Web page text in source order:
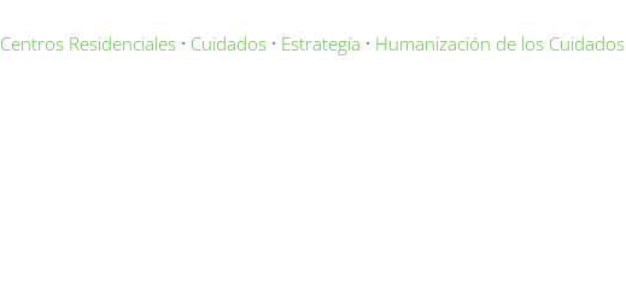
Centros Residenciales · Cuidados · Estrategía · Humanización de los Cuidados